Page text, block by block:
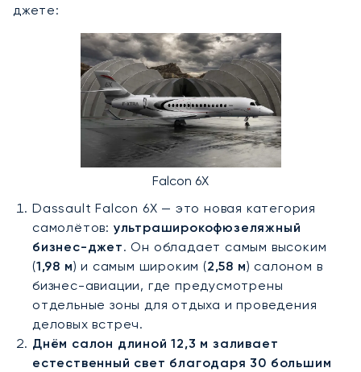
джете:
Falcon 6X
Dassault Falcon 6X — это новая категория
самолётов: ультраширокофюзеляжный
бизнес-джет. Он обладает самым высоким
(1,98 м) и самым широким (2,58 м) салоном в
бизнес-авиации, где предусмотрены
отдельные зоны для отдыха и проведения
деловых встреч.
Днём салон длиной 12,3 м заливает
естественный свет благодаря 30 большим